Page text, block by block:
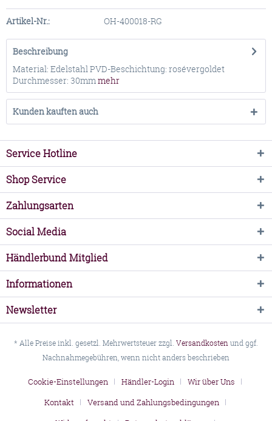
Artikel-Nr.: OH-400018-RG
Beschreibung
Material: Edelstahl PVD-Beschichtung: rosévergoldet
Durchmesser: 30mmmehr
Kunden kauften auch
Service Hotline
Shop Service
Zahlungsarten
Social Media
Händlerbund Mitglied
Informationen
Newsletter
* Alle Preise inkl. gesetzl. Mehrwertsteuer zzgl. Versandkostenund ggf.
Nachnahmegebühren, wenn nicht anders beschrieben
Cookie-Einstellungen Händler-Login
Wir über Uns
Kontakt
Versand und Zahlungsbedingungen